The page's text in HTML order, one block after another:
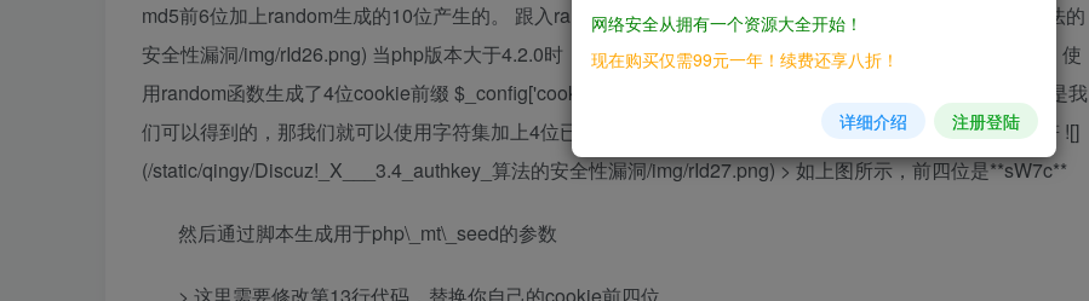
md5前6位加上random生成的10位产生的。 跟入random函数 ![](/static/qingy/Discuz!_X___3.4_authkey_算法的
安全性漏洞/img/rId26.png) 当php版本大于4.2.0时，随机数种子不会改变 我们可以看到在生成authkey之后，使
用random函数生成了4位cookie前缀 $_config['cookie']['cookiepre'] = random(4).'_'; 那么这4位cookie前缀就是我
们可以得到的，那我们就可以使用字符集加上4位已知字符，爆破随机数种子。 首先我们需要先获得4位字符 ![]
(/static/qingy/Discuz!_X___3.4_authkey_算法的安全性漏洞/img/rId27.png) > 如上图所示，前四位是**sW7c**
然后通过脚本生成用于php\_mt\_seed的参数
网络安全从拥有一个资源大全开始！
现在购买仅需99元一年！续费还享八折！
详细介绍 注册登陆